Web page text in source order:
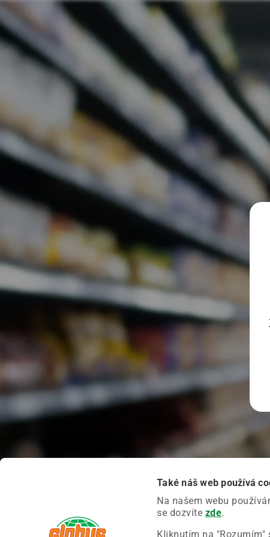
Také náš web používá
Na našem webu
se dozvíte zde.
Kliknutím na